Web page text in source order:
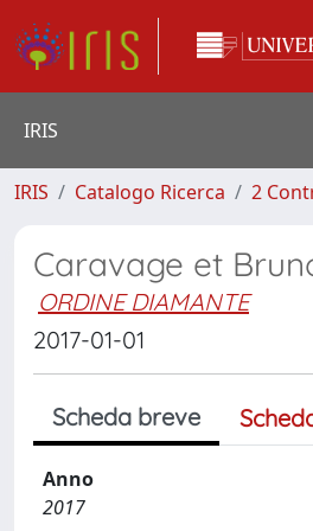
IRIS
IRIS Catalogo Ricerca 2
Caravage et
ORDINE DIAMANTE
2017-01-01
Scheda breve
Anno
2017